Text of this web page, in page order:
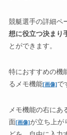
競艇選手の詳細ペ
想に役立つ決まり
とができます。
特におすすめの機
るメモ機能[画像]で
メモ機能の右にあ
面[画像]が立ち上が